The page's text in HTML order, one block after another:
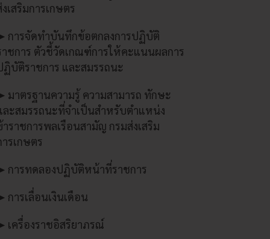
เสริมการเกษตร
การจัดทำบันทึกข้อตกลงการปฏิบัติ
าชการ ตัวชี้วัดเกณฑ์การให้คะแนนผลการ
ฏิบัติราชการ และสมรรถนะ
มาตรฐานความรู้ ความสามารถ ทักษะ
ละสมรรถนะที่จำเป็นสำหรับตำแหน่ง
ราชการพลเรือนสามัญ กรมส่งเสริม
รเกษตร
การทดลองปฏิบัติหน้าที่ราชการ
การเลื่อนเงินเดือน
เครื่องราชอิสริยาภรณ์